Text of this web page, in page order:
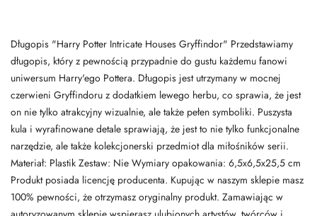
Długopis "Harry Potter Intricate Houses Gryffindor" Przedstawiamy
długopis, który z pewnością przypadnie do gustu każdemu fanowi
uniwersum Harry'ego Pottera. Długopis jest utrzymany w mocnej
czerwieni Gryffindoru z dodatkiem lewego herbu, co sprawia, że jest
on nie tylko atrakcyjny wizualnie, ale także pełen symboliki. Puszysta
kula i wyrafinowane detale sprawiają, że jest to nie tylko funkcjonalne
narzędzie, ale także kolekcjonerski przedmiot dla miłośników serii.
Materiał: Plastik Zestaw: Nie Wymiary opakowania: 6,5x6,5x25,5 cm
Produkt posiada licencję producenta. Kupując w naszym sklepie masz
100% pewności, że otrzymasz oryginalny produkt. Zamawiając w